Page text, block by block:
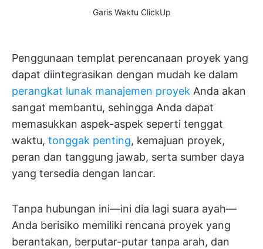
Garis Waktu ClickUp
Penggunaan templat perencanaan proyek yang
dapat diintegrasikan dengan mudah ke dalam
perangkat lunak manajemen proyek Anda akan
sangat membantu, sehingga Anda dapat
memasukkan aspek-aspek seperti tenggat
waktu, tonggak penting, kemajuan proyek,
peran dan tanggung jawab, serta sumber daya
yang tersedia dengan lancar.
Tanpa hubungan ini—ini dia lagi suara ayah—
Anda berisiko memiliki rencana proyek yang
berantakan, berputar-putar tanpa arah, dan